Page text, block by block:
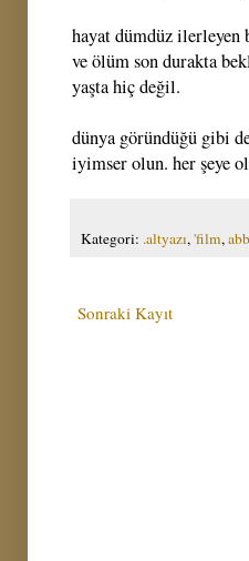
hayat dümdüz ilerleyen
ve ölüm son durakta
yaşta hiç değil.
dünya göründüğü gibi
iyimser olun. her şeye
Kategori: .altyazı,'film,
Sonraki Kayıt